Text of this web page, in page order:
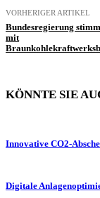
VORHERIGER ARTIKEL
Bundesregierung
mit
KÖNNTE SIE
Innovative CO2-
Digitale